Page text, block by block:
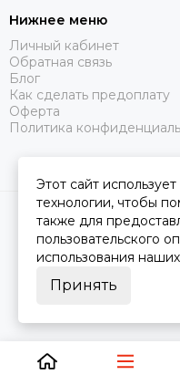
Нижнее меню
Личный кабинет
Обратная связь
Блог
Как сделать предоплату
Оферта
Политика
2026 ©
Этот сайт
технологии, чтобы
также для
пользовательского
использования
Принять